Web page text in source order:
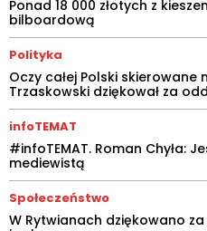
Ponad 18 000 złotych z
bilboardową
Polityka
Oczy całej Polski skierowane
Trzaskowski dziękował za
infoTEMAT
#infoTEMAT. Roman Chyła:
mediewistą
Społeczeństwo
W Rytwianach dziękowano